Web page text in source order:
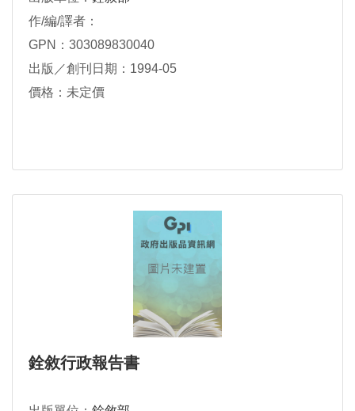
作/編/譯者：
GPN：303089830040
出版／創刊日期：1994-05
價格：未定價
銓敘行政報告書